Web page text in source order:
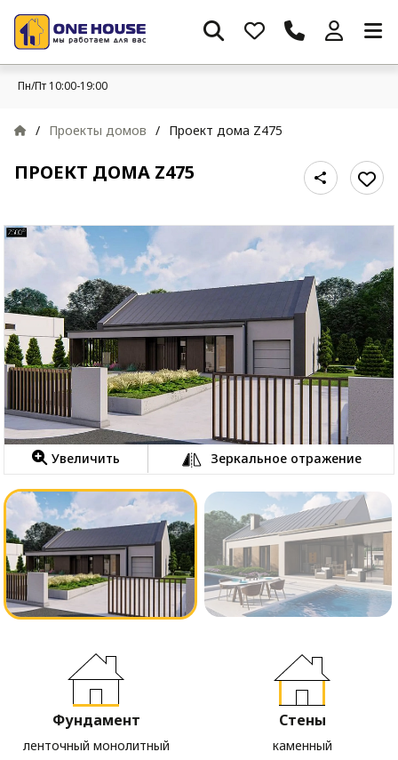
Пн/Пт 10:00-19:00
/ Проекты домов / Проект дома Z475
ПРОЕКТ ДОМА Z475
Увеличить Зеркальное отражение
Фундамент
ленточный монолитный
Стены
каменный